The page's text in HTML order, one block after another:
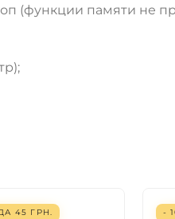
(функции памяти не
45 ГРН. -